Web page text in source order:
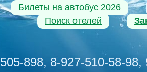
Билеты на автобус 2026
Поиск отелей
505-898, 8-927-510-58-98,